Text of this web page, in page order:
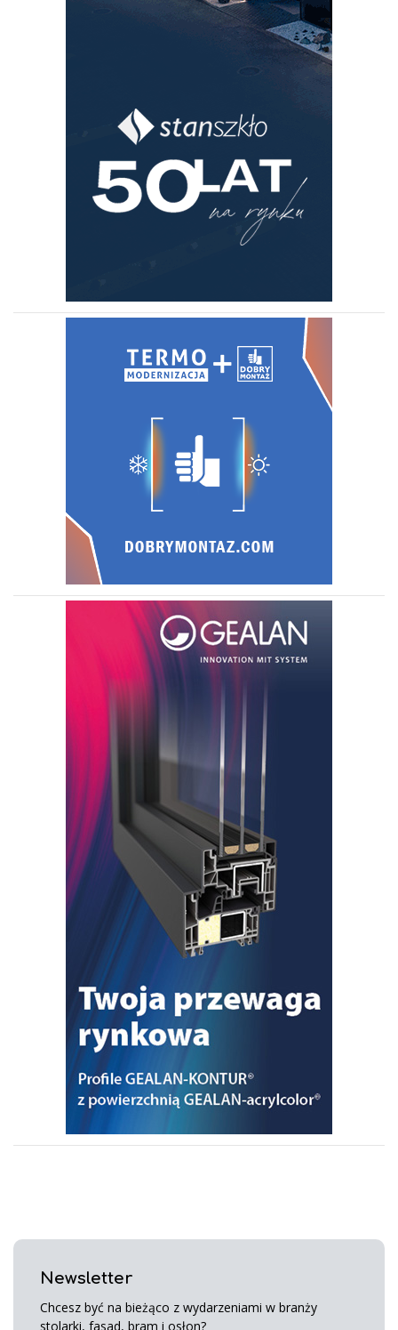
Newsletter
Chcesz być na bieżąco z wydarzeniami w branży
stolarki, fasad, bram i osłon?